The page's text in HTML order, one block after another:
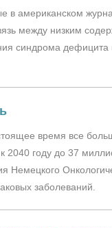
в американском
между низким
cиндрома дефицита
время все
2040 году до 37
Немецкого
заболеваний.